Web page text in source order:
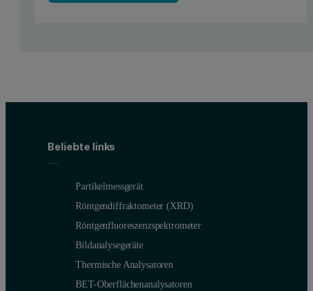
Beliebte links
Partikelmessgerät
Röntgendiffraktometer (XRD)
Röntgenfluoreszenzspektrometer
Bildanalysegeräte
Thermische Analysatoren
BET-Oberflächenanalysatoren